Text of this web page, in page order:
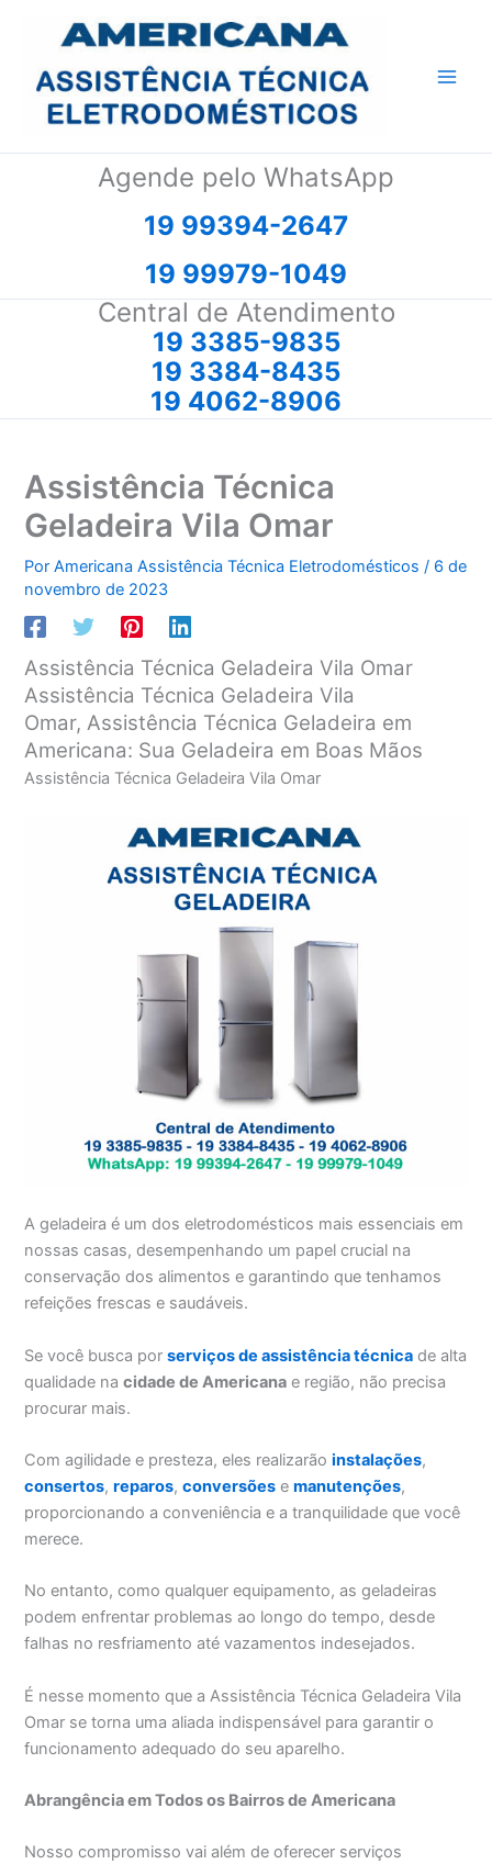
conteúdo
Agende pelo WhatsApp
19 99394-2647
19 99979-1049
Central de Atendimento
19 3385-9835
19 3384-8435
19 4062-8906
Assistência Técnica
Geladeira Vila Omar
PorAmericana Assistência Técnica Eletrodomésticos/ 6 de
novembro de 2023
Assistência Técnica Geladeira Vila Omar
Assistência Técnica Geladeira Vila
Omar, Assistência Técnica Geladeira em
Americana: Sua Geladeira em Boas Mãos
Assistência Técnica Geladeira Vila Omar
A geladeira é um dos eletrodomésticos mais essenciais em
nossas casas, desempenhando um papel crucial na
conservação dos alimentos e garantindo que tenhamos
refeições frescas e saudáveis.
Se você busca porserviços de assistência técnica de alta
qualidade nacidade de Americana e região, não precisa
procurar mais.
Com agilidade e presteza, eles realizarãoinstalações,
consertos,reparos,conversões emanutenções,
proporcionando a conveniência e a tranquilidade que você
merece.
No entanto, como qualquer equipamento, as geladeiras
podem enfrentar problemas ao longo do tempo, desde
falhas no resfriamento até vazamentos indesejados.
É nesse momento que a Assistência Técnica Geladeira Vila
Omar se torna uma aliada indispensável para garantir o
funcionamento adequado do seu aparelho.
Abrangência em Todos os Bairros de Americana
Nosso compromisso vai além de oferecer serviços